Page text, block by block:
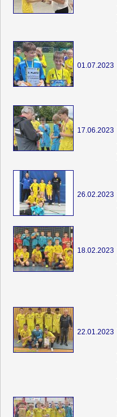
01.07.2023
17.06.2023
26.02.2023
18.02.2023
22.01.2023